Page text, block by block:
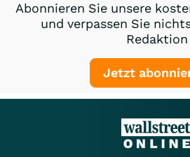
Abonnieren Sie unsere
und verpassen Sie
Redaktion
Jetzt